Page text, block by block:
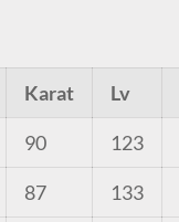
Karat Lv
90 123
87 133